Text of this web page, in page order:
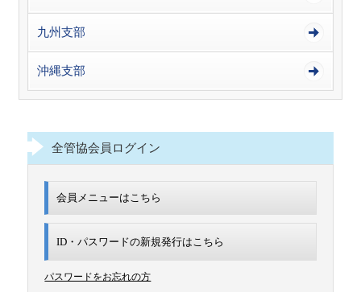
九州支部
沖縄支部
全管協会員ログイン
会員メニューはこちら
ID・パスワードの新規発行はこちら
パスワードをお忘れの方